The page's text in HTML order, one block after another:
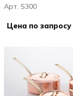
Арт. S300
Цена по запросу